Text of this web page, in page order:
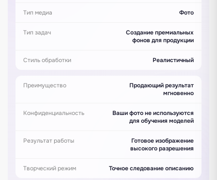
Тип медиа Фото
Тип задач
Создание премиальных
фонов для продукции
Стиль обработки Реалистичный
Преимущество
Продающий результат
мгновенно
Конфиденциальность
Ваши фото не используются
для обучения моделей
Результат работы
Готовое изображение
высокого разрешения
Творческий режим Точное следование описанию